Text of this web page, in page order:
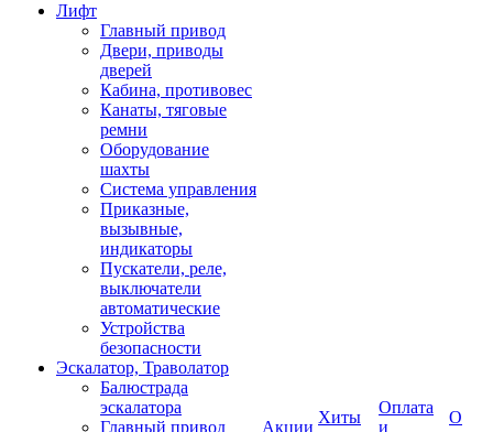
Лифт
Главный привод
Двери, приводы
дверей
Кабина, противовес
Канаты, тяговые
ремни
Оборудование
шахты
Система управления
Приказные,
вызывные,
индикаторы
Пускатели, реле,
выключатели
автоматические
Устройства
безопасности
Эскалатор, Траволатор
Балюстрада
эскалатора
Главный привод
Акции
Хиты
Оплата
и
О